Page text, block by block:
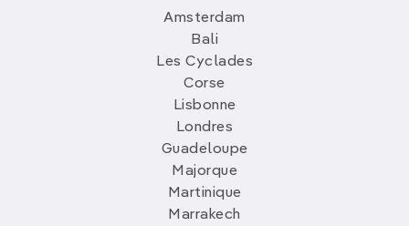
Amsterdam
Bali
Les Cyclades
Corse
Lisbonne
Londres
Guadeloupe
Majorque
Martinique
Marrakech